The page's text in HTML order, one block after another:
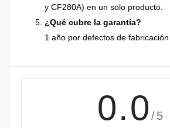
y CF280A) en un solo producto.
¿Qué cubre la garantía?
1 año por defectos de fabricación
0.0 /5